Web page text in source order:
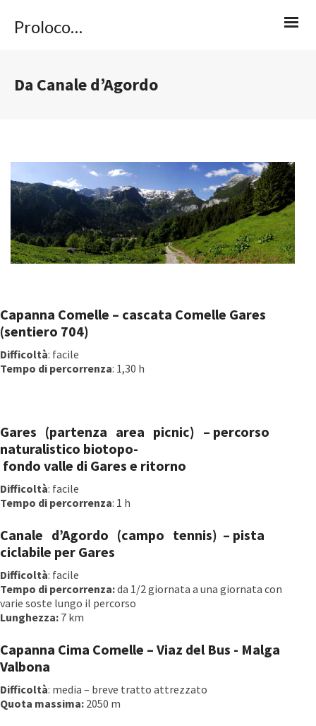
Proloco Caviola
Da Canale d’Agordo
Capanna Comelle – cascata Comelle­ Gares
(sentiero 704)
Difficoltà: facile
Tempo di percorrenza: 1,30 h
Gares (partenza area pic­nic)­ – percorso
naturalistico biotopo­
fondo valle di Gares e ritorno
Difficoltà: facile
Tempo di percorrenza: 1 h
Canale d’Agordo (campo tennis)­ – pista
ciclabile per Gares
Difficoltà: facile
Tempo di percorrenza:da 1/2 giornata a una giornata con
varie soste lungo il percorso
Lunghezza: 7 km
Capanna Cima Comelle – Viaz del Bus ­- Malga
Valbona
Difficoltà: media – breve tratto attrezzato
Quota massima: 2050 m